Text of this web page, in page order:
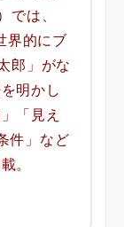
では、
界的にブ
郎」がな
明かし
「見え
件」など
。